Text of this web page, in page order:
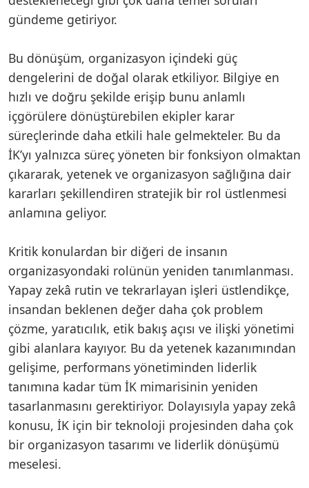
gündeme getiriyor.
Bu dönüşüm, organizasyon içindeki güç
dengelerini de doğal olarak etkiliyor. Bilgiye en
hızlı ve doğru şekilde erişip bunu anlamlı
içgörülere dönüştürebilen ekipler karar
süreçlerinde daha etkili hale gelmekteler. Bu da
İK’yı yalnızca süreç yöneten bir fonksiyon olmaktan
çıkararak, yetenek ve organizasyon sağlığına dair
kararları şekillendiren stratejik bir rol üstlenmesi
anlamına geliyor.
Kritik konulardan bir diğeri de insanın
organizasyondaki rolünün yeniden tanımlanması.
Yapay zekâ rutin ve tekrarlayan işleri üstlendikçe,
insandan beklenen değer daha çok problem
çözme, yaratıcılık, etik bakış açısı ve ilişki yönetimi
gibi alanlara kayıyor. Bu da yetenek kazanımından
gelişime, performans yönetiminden liderlik
tanımına kadar tüm İK mimarisinin yeniden
tasarlanmasını gerektiriyor. Dolayısıyla yapay zekâ
konusu, İK için bir teknoloji projesinden daha çok
bir organizasyon tasarımı ve liderlik dönüşümü
meselesi.